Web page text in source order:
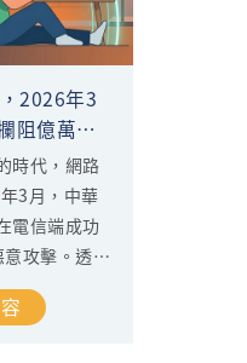
2026年3
阻億萬次
時代，網路
3月，中華
電信端成功
攻擊。透過
客的攻擊模
中在用戶放